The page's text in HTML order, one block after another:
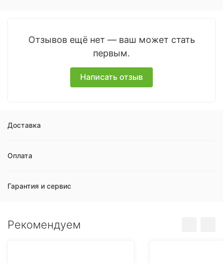
Отзывов ещё нет — ваш может стать
первым.
Написать отзыв
Доставка
Оплата
Гарантия и сервис
Рекомендуем